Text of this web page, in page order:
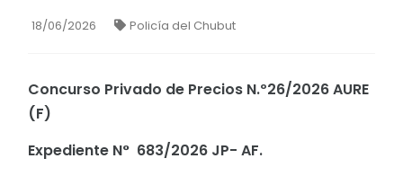
18/06/2026 Policía del Chubut
Concurso Privado de Precios N.º26/2026 AURE
(F)
Expediente N° 683/2026 JP- AF.